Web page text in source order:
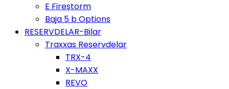
E Firestorm
Baja 5 b Options
RESERVDELAR-Bilar
Traxxas Reservdelar
TRX-4
X-MAXX
REVO